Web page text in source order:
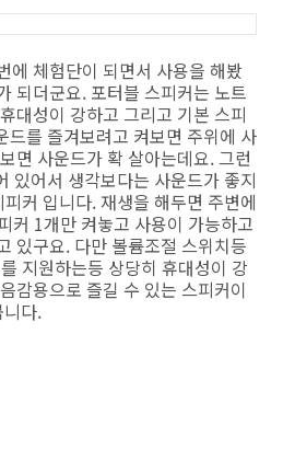
에 체험단이 되면서 사용을 해봤
되더군요. 포터블 스피커는 노트
대성이 강하고 그리고 기본 스피
를 즐겨보려고 켜보면 주위에 사
면 사운드가 확 살아는데요. 그런
있어서 생각보다는 사운드가 좋지
커 입니다. 재생을 해두면 주변에
커 1개만 켜놓고 사용이 가능하고
있구요. 다만 볼륨조절 스위치등
지원하는등 상당히 휴대성이 강
감용으로 즐길 수 있는 스피커이
다.